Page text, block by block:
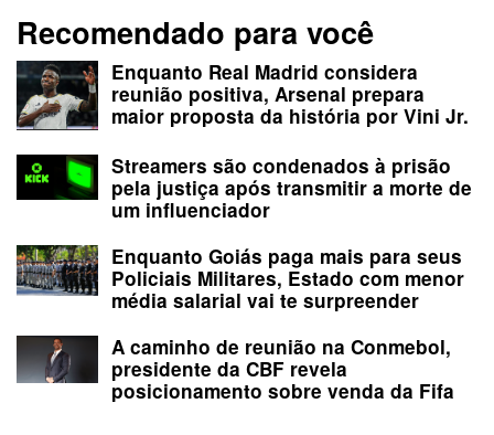
Recomendado para você
Enquanto Real Madrid considera
reunião positiva, Arsenal prepara
maior proposta da história por Vini Jr.
Streamers são condenados à prisão
pela justiça após transmitir a morte de
um influenciador
Enquanto Goiás paga mais para seus
Policiais Militares, Estado com menor
média salarial vai te surpreender
A caminho de reunião na Conmebol,
presidente da CBF revela
posicionamento sobre venda da Fifa